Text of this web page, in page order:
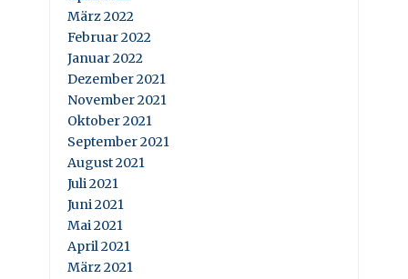
März 2022
Februar 2022
Januar 2022
Dezember 2021
November 2021
Oktober 2021
September 2021
August 2021
Juli 2021
Juni 2021
Mai 2021
April 2021
März 2021